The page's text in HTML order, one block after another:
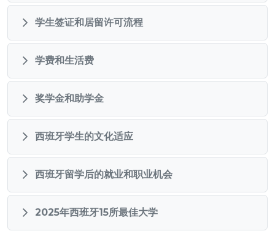
学生签证和居留许可流程
学费和生活费
奖学金和助学金
西班牙学生的文化适应
西班牙留学后的就业和职业机会
2025年西班牙15所最佳大学